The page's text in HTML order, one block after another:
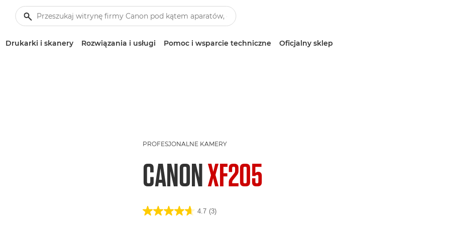
Drukarki i skanery Rozwiązania i usługi Pomoc i wsparcie techniczne Oficjalny sklep
PROFESJONALNE KAMERY
CANONXF205
4.7 (3)